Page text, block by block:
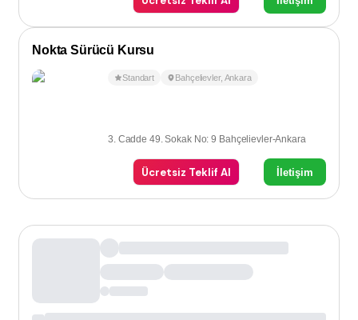
Nokta Sürücü Kursu
Standart Bahçelievler, Ankara
3. Cadde 49. Sokak No: 9 Bahçelievler-Ankara
Ücretsiz Teklif Al İletişim